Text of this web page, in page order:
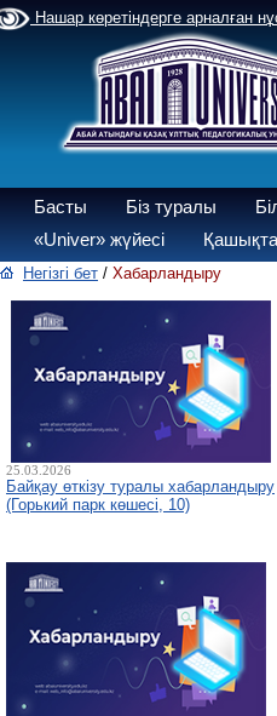
Нашар көретіндерге арналған
Басты Біз туралы
«Univer» жүйесі
Негізгі бет / Хабарландыру
25.03.2026
Байқау өткізу туралы хабарландыру
(Горький парк көшесі, 10)